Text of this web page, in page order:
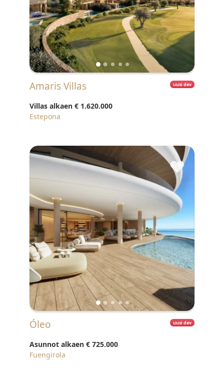
uusi dev
Amaris Villas
Villas alkaen € 1.620.000
Estepona
♥
uusi dev
Óleo
Asunnot alkaen € 725.000
Fuengirola